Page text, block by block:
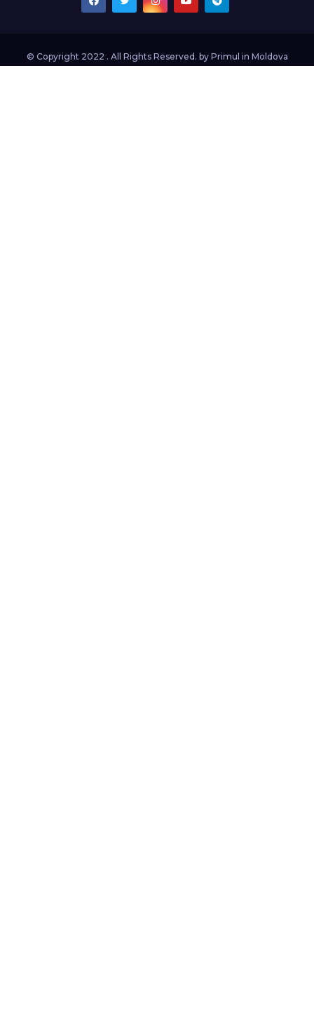
© Copyright 2022 . All Rights Reserved. by Primul in Moldova